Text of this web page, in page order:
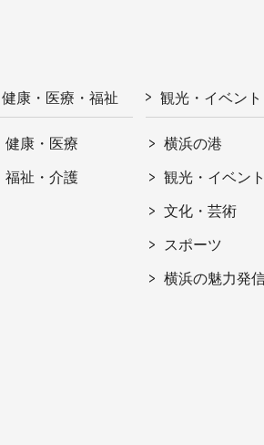
健康・医療・福祉
健康・医療
福祉・介護
観光・イベント
横浜の港
観光・イベント
文化・芸術
スポーツ
横浜の魅力発